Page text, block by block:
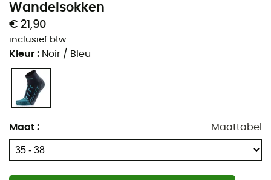
Wandelsokken
€ 21,90
inclusief btw
Kleur : Noir / Bleu
Maat : Maattabel
Klaar om de steilste paden te veroveren zonder je
zorgen te maken? De
Therm-iczijn je ideale metgezel voor intensieve
outdooractiviteiten, combineren deze wandelsokken
comfort en prestatie dankzij een samenstelling van
natuurlijke vezels, waaronder Lyocell en katoen.
Deze sokken onderscheiden zich door hun
vochtregulatie. De
verstevigingenzorgen voor een optimale vochtafvoer,
zodat je droog blijft, zelfs tijdens de zwaarste